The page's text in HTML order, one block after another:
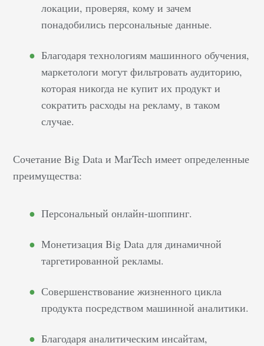
локации, проверяя, кому и зачем
понадобились персональные данные.
Благодаря технологиям машинного обучения,
маркетологи могут фильтровать аудиторию,
которая никогда не купит их продукт и
сократить расходы на рекламу, в таком
случае.
Сочетание Big Data и MarTech имеет определенные
преимущества:
Персональный онлайн-шоппинг.
Монетизация Big Data для динамичной
таргетированной рекламы.
Совершенствование жизненного цикла
продукта посредством машинной аналитики.
Благодаря аналитическим инсайтам,